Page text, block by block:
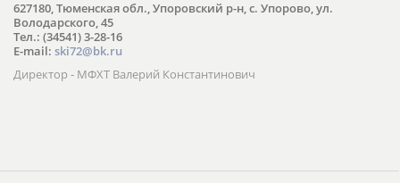
627180, Тюменская обл., Упоровский р-н, с. Упорово, ул.
Володарского, 45
Тел.: (34541) 3-28-16
E-mail: ski72@bk.ru
Директор - МФХТ Валерий Константинович